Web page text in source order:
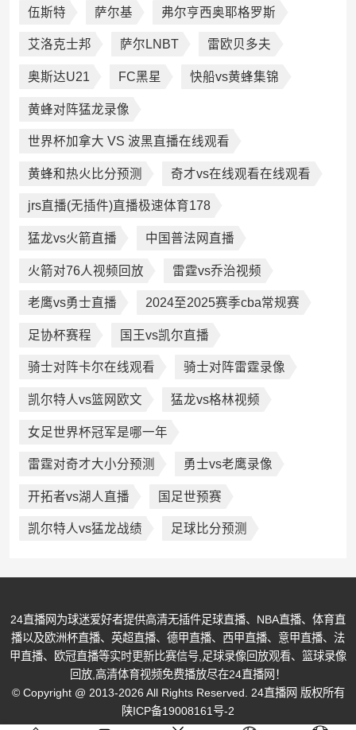
伍斯特 萨尔基 弗尔亨西奥耶格罗斯
艾洛克士邦 萨尔LNBT 雷欧贝多夫
奥斯达U21 FC黑星 快船vs黄蜂集锦
黄蜂对阵猛龙录像
世界杯加拿大 VS 波黑直播在线观看
黄蜂和热火比分预测 奇才vs在线观看在线观看
jrs直播(无插件)直播极速体育178
猛龙vs火箭直播 中国普法网直播
火箭对76人视频回放 雷霆vs乔治视频
老鹰vs勇士直播 2024至2025赛季cba常规赛
足协杯赛程 国王vs凯尔直播
骑士对阵卡尔在线观看 骑士对阵雷霆录像
凯尔特人vs篮网欧文 猛龙vs格林视频
女足世界杯冠军是哪一年
雷霆对奇才大小分预测 勇士vs老鹰录像
开拓者vs湖人直播 国足世预赛
凯尔特人vs猛龙战绩 足球比分预测
24直播网为球迷爱好者提供高清无插件足球直播、NBA直播、体育直
播以及欧洲杯直播、英超直播、德甲直播、西甲直播、意甲直播、法
甲直播、欧冠直播等实时更新比赛信号,足球录像回放观看、篮球录像
回放,高清体育视频免费播放尽在24直播网！
© Copyright @ 2013-2026 All Rights Reserved. 24直播网 版权所有
陕ICP备19008161号-2